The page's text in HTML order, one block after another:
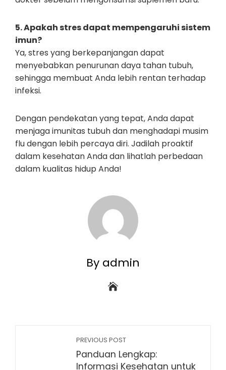
5. Apakah stres dapat mempengaruhi sistem
imun?
Ya, stres yang berkepanjangan dapat
menyebabkan penurunan daya tahan tubuh,
sehingga membuat Anda lebih rentan terhadap
infeksi.
Dengan pendekatan yang tepat, Anda dapat
menjaga imunitas tubuh dan menghadapi musim
flu dengan lebih percaya diri. Jadilah proaktif
dalam kesehatan Anda dan lihatlah perbedaan
dalam kualitas hidup Anda!
By admin
PREVIOUS POST
Panduan Lengkap:
Informasi Kesehatan untuk